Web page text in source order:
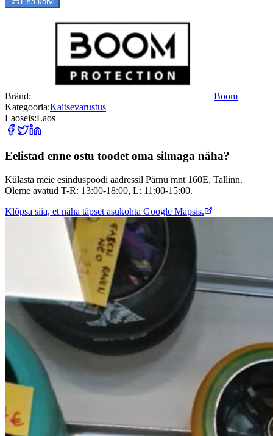
Bränd:
Boom
Kategooria:Kaitsevarustus
Laoseis:Laos
Eelistad enne ostu toodet oma silmaga näha?
Külasta meie esinduspoodi aadressil Pärnu mnt 160E, Tallinn.
Oleme avatud T-R: 13:00-18:00, L: 11:00-15:00.
Klõpsa siia, et näha täpset asukohta Google Mapsis.